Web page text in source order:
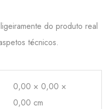
do produto real
técnicos.
0,00 × 0,00 ×
0,00 cm